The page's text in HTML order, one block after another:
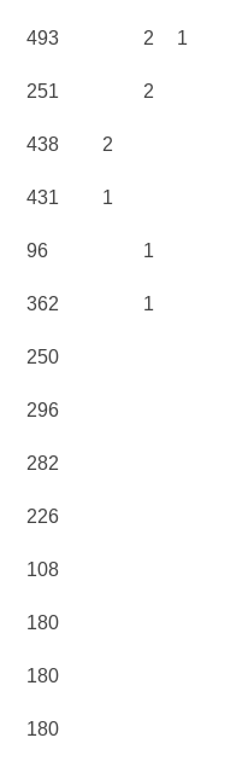
493 2 1
251 2
438 2
431 1
96 1
362 1
250
296
282
226
108
180
180
180